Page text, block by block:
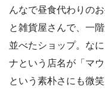
んなで昼食代わりの
と雑貨屋さんで、一
並べたショップ。な
ナという店名が「マ
という素朴さにも微